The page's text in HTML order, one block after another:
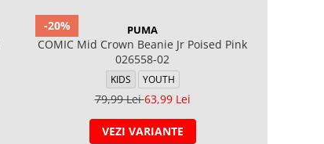
-20% PUMA
COMIC Mid Crown Beanie Jr Poised Pink
026558-02
KIDS YOUTH
79,99 Lei63,99 Lei
VEZI VARIANTE